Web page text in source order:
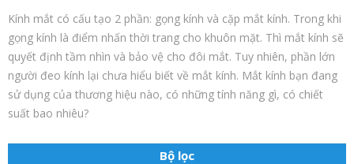
Kính mắt có cấu tạo 2 phần: gọng kính và cặp mắt kính. Trong khi
gọng kính là điểm nhấn thời trang cho khuôn mặt. Thì mắt kính sẽ
quyết định tầm nhìn và bảo vệ cho đôi mắt. Tuy nhiên, phần lớn
người đeo kính lại chưa hiểu biết về mắt kính. Mắt kính bạn đang
sử dụng của thương hiệu nào, có những tính năng gì, có chiết
suất bao nhiêu?
Bộ lọc